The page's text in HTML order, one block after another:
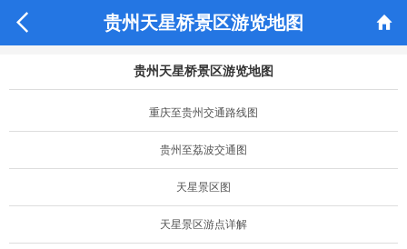
 贵州天星桥景区游览地图 
贵州天星桥景区游览地图
重庆至贵州交通路线图
贵州至荔波交通图
天星景区图
天星景区游点详解